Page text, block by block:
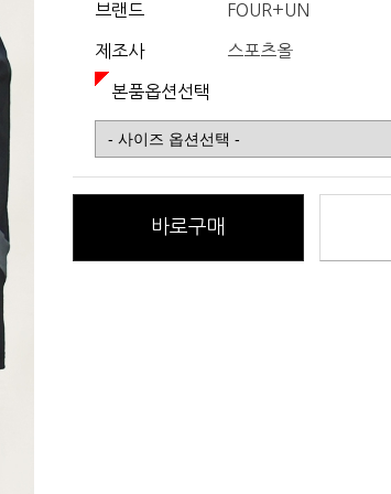
브랜드 FOUR+UN
제조사 스포츠올
본품옵션선택
바로구매